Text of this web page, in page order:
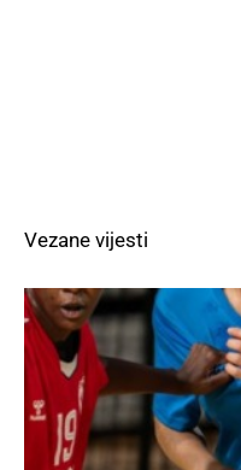
Vezane vijesti